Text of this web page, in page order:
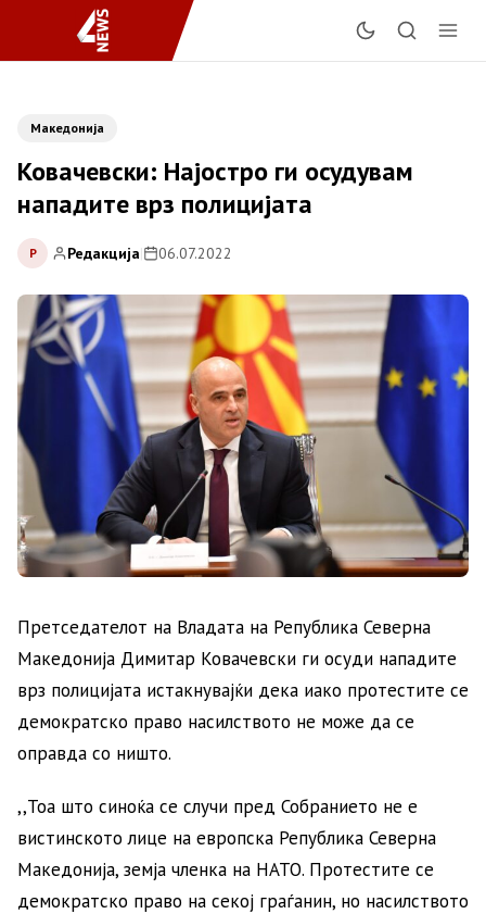
Македонија
Ковачевски: Најостро ги осудувам
нападите врз полицијата
Р Редакција| 06.07.2022
Претседателот на Владата на Република Северна
Македонија Димитар Ковачевски ги осуди нападите
врз полицијата истакнувајќи дека иако протестите се
демократско право насилството не може да се
оправда со ништо.
,,Тоа што синоќа се случи пред Собранието не е
вистинското лице на европска Република Северна
Македонија, земја членка на НАТО. Протестите се
демократско право на секој граѓанин, но насилството